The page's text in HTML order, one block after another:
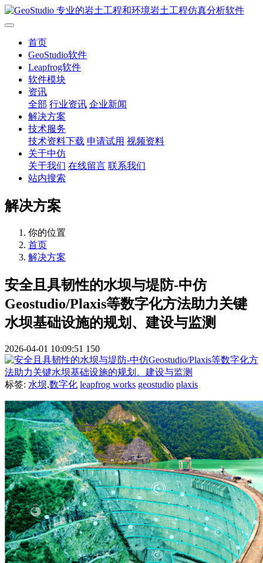
首页
GeoStudio软件
Leapfrog软件
软件模块
资讯
全部 行业资讯 企业新闻
解决方案
技术服务
技术资料下载 申请试用 视频资料
关于中仿
关于我们 在线留言 联系我们
站内搜索
解决方案
你的位置
首页
解决方案
安全且具韧性的水坝与堤防-中仿
Geostudio/Plaxis等数字化方法助力关键
水坝基础设施的规划、建设与监测
2026-04-01 10:09:51 150
标签: 水坝,数字化 leapfrog works geostudio plaxis